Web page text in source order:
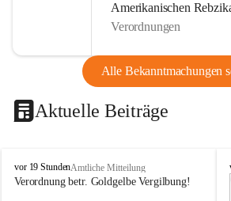
Amerikanischen
Verordnungen
Alle Bekanntmachungen
Aktuelle Beiträge
B
r
vor 19 StundenAmtliche Mitteilung
Verordnung betr. Goldgelbe Vergilbung!